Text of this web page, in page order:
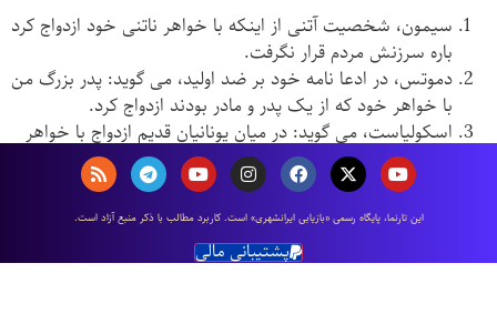
سيمون، شخصيت آتنى از اينكه با خواهر ناتنى خود ازدواج كرد
باره سرزنش مردم قرار نگرفت.
دموتس، در ادعا نامه خود بر ضد اوليد، می گويد: پدر بزرگ من
با خواهر خود كه از يک پدر و مادر بودند ازدواج كرد.
اسكولياست، می گويد: در میان يونانيان قديم ازدواج با خواهر
ناتنى منع قانونى نداشت.
لنان، می گويد: اسپارتیها، می توانستند هتا با خواهران هم شير
و يک پشت خود ازدواج كنند.
آدام می گويد: ازدواج پدر و مادر با فرزندان خود در میان يونانيان
مرسوم بوده است.
اين تارنما، پایگاه رسمی «بازیابی ایرانشهری» است. كاربرد مطالب با ذكر منبع آزاد است.
پشتیبانی مالی